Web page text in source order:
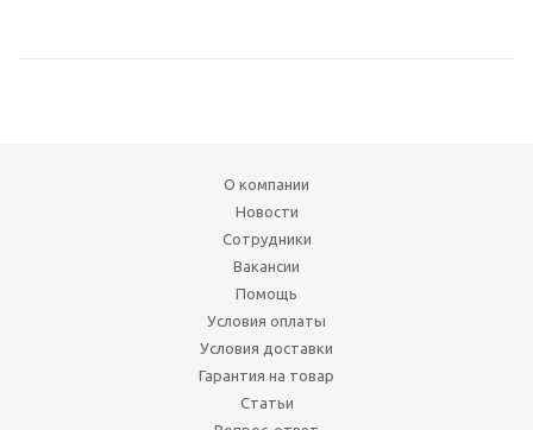
О компании
Новости
Сотрудники
Вакансии
Помощь
Условия оплаты
Условия доставки
Гарантия на товар
Статьи